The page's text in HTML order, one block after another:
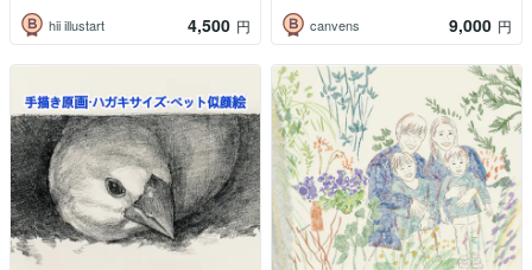
hii illustart 4,500 円 canvens 9,000 円